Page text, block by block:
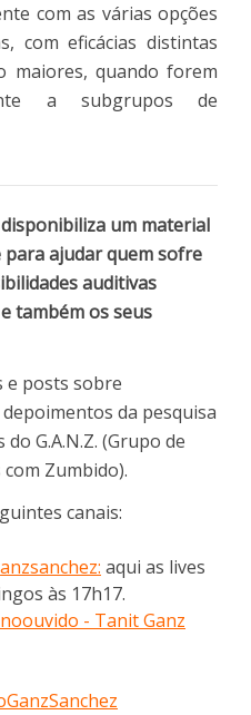
com as várias opções
com eficácias distintas
maiores, quando forem
a subgrupos de
um material
para ajudar quem sofre
auditivas
também os seus
e posts sobre
da pesquisa
G.A.N.Z. (Grupo de
Zumbido).
canais:
aqui as lives
às 17h17.
- Tanit Ganz